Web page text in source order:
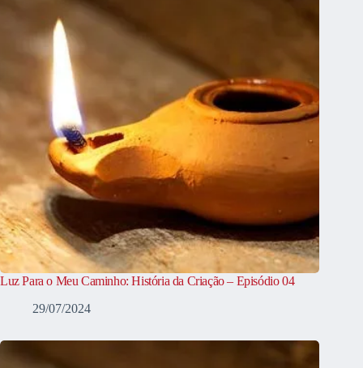
Luz Para o Meu Caminho: História da Criação – Episódio 04
29/07/2024